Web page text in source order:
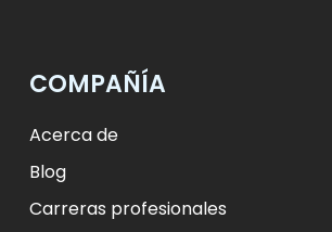
ft HUF
zł PLN
COMPAÑÍA
Acerca de
Blog
Carreras profesionales